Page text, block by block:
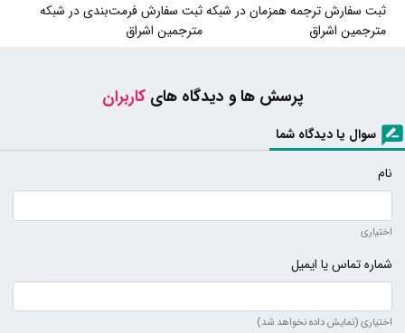
ثبت سفارش ترجمه همزمان در شبکه
مترجمین اشراق
ثبت سفارش فرمت‌بندی در شبکه
مترجمین اشراق
پرسش ها و دیدگاه هایکاربران
سوال یا دیدگاه شما
نام
اختیاری
شماره تماس یا ایمیل
اختیاری (نمایش داده نخواهد شد)